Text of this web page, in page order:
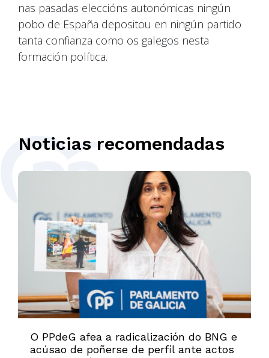
nas pasadas eleccións autonómicas ningún
pobo de España depositou en ningún partido
tanta confianza como os galegos nesta
formación política.
Noticias recomendadas
O PPdeG afea a radicalización do BNG e
acúsao de poñerse de perfil ante actos